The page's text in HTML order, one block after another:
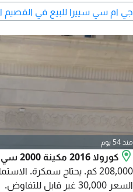
عالي واطي، اضاءة ليد على المرايا،
حساسات خلفية، هوك خلفي،
بعد، مقاعد جلد
جي ام سي سييرا للبيع في القصيم
منذ 54 يوم
208,000 كم. يحتاج سمكرة.
السعر 30,000 غير قابل للتفاوض.